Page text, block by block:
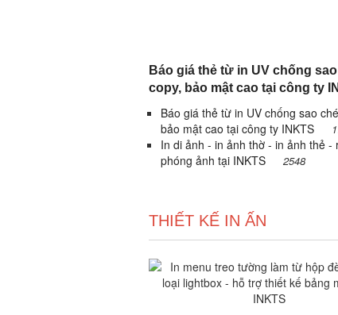
Báo giá thẻ từ in UV chống
copy, bảo mật cao tại công ty
Báo giá thẻ từ in UV chống sao
bảo mật cao tại công ty INKTS
In di ảnh - in ảnh thờ - in ảnh thẻ -
phóng ảnh tại INKTS
2548
THIẾT KẾ IN ẤN